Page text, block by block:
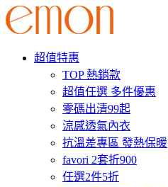
超值特惠
TOP 熱銷款
超值任選 多件優惠
零碼出清99起
涼感透氣內衣
抗溫差專區 發熱保暖
favori 2套折900
任選2件5折